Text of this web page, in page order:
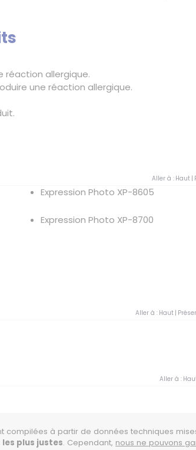
réaction allergique.
une réaction allergique.
Aller à : Haut |
Expression Photo XP-8605
Expression Photo XP-8700
Aller à : Haut |
Aller à :
compilées à partir de données techniques
plus justes. Cependant, nous ne pouvons